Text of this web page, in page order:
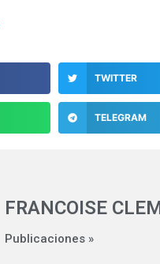
TWITTER
TELEGRAM
FRANCOISE
Publicaciones »